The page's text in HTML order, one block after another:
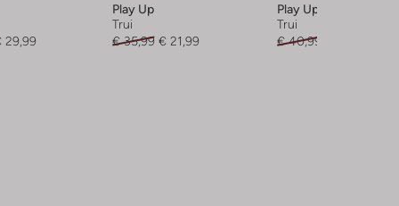
29,99
Play Up
Trui
€ 35,99 € 21,99
Play Up
Trui
€ 40,99